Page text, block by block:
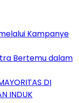
Kampanye
Bertemu dalam
DI
INDUK